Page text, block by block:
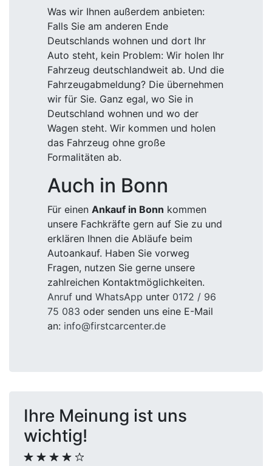
Was wir Ihnen außerdem anbieten:
Falls Sie am anderen Ende
Deutschlands wohnen und dort Ihr
Auto steht, kein Problem: Wir holen Ihr
Fahrzeug deutschlandweit ab. Und die
Fahrzeugabmeldung? Die übernehmen
wir für Sie. Ganz egal, wo Sie in
Deutschland wohnen und wo der
Wagen steht. Wir kommen und holen
das Fahrzeug ohne große
Formalitäten ab.
Auch in Bonn
Für einen Ankauf in Bonn kommen
unsere Fachkräfte gern auf Sie zu und
erklären Ihnen die Abläufe beim
Autoankauf. Haben Sie vorweg
Fragen, nutzen Sie gerne unsere
zahlreichen Kontaktmöglichkeiten.
Anruf und WhatsApp unter 0172 / 96
75 083 oder senden uns eine E-Mail
an: info@firstcarcenter.de
Ihre Meinung ist uns
wichtig!